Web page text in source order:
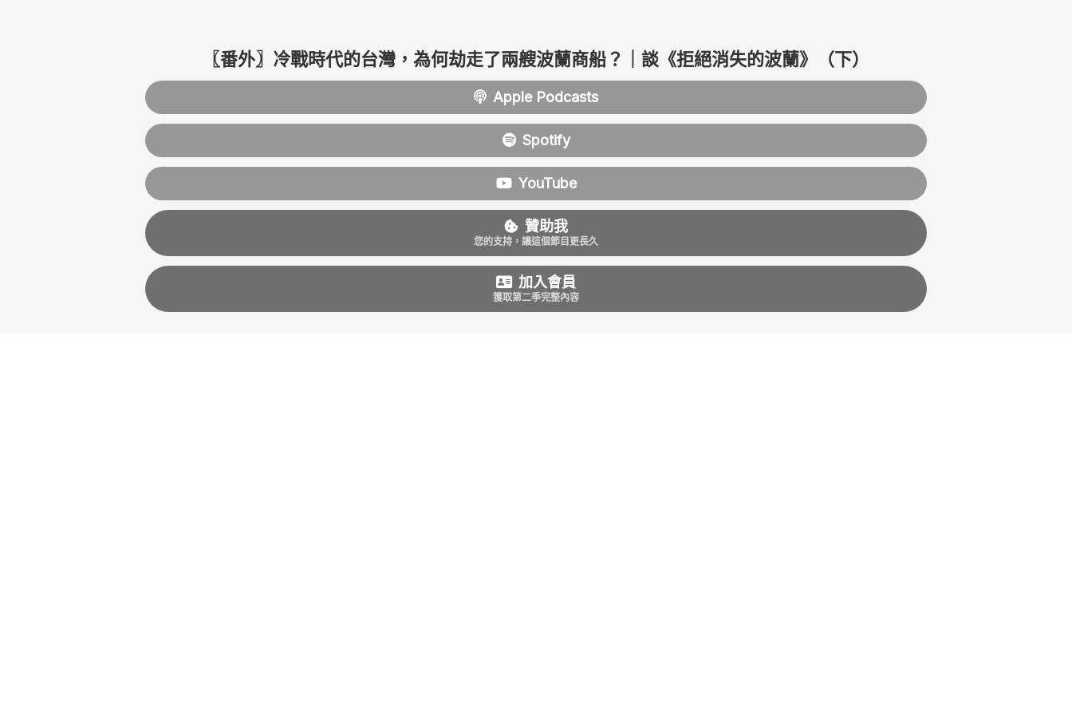
〖番外〗冷戰時代的台灣，為何劫走了兩艘波蘭商船？｜談《拒絕消失的波蘭》（下）
Apple Podcasts
Spotify
YouTube
贊助我
您的支持，讓這個節目更長久
加入會員
獲取第二季完整內容